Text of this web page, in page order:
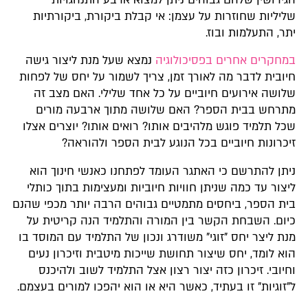
שליליות שחוזרות על עצמן: אי קבלת ביקורת, ביקורתיות
יתר, התעלמות ובוז.
במחקרים אחרים בפסיכולוגיה נמצא שעל מנת ליצור גישה
חיובית לדבר מה לאורך זמן, צריך לשמור על יחס של לפחות
שלושה אירועים חיוביים על כל אחד שלילי. האם מצב זה
מתרחש בבית הספר? האם שלושה מתוך ארבעה מורים
שכל תלמיד פוגש מלהיבים אותו? רואים אותו? יוצרים אצלו
זיכרונות חיוביים בכל הנוגע לבית הספר ולהוראה?
ניתן להתרשם כי האתגר העומד לפתחנו כאנשי חינוך הוא
ליצור עד כמה שניתן חוויות חיוביות ומעצימות בתוך כותלי
בית הספר, ביחסים מתמטיים גבוהים הרבה יותר מכפי שהנם
כיום. השבחת הקשר בין המורה והתלמיד הנה קריטית על
מנת ליצר יחס "זוגי" משודרג ונכון של התלמיד עם המוסד בו
הוא לומד, יחס שיצור תחושת שייכות מיטבית וזיכרון נעים
וחיובי. זיכרון כזה יצור רצון אצל התלמיד לשוב ולהיכנס
ל"זוגיות" זו בעתיד, כאשר היא או הוא יהפכו למורים בעצמם.